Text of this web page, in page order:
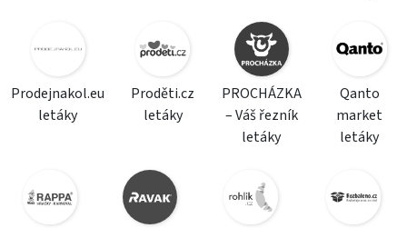
Prodejnakol.eu
letáky
Proděti.cz
letáky
PROCHÁZKA
– Váš řezník
letáky
Qanto
market
letáky